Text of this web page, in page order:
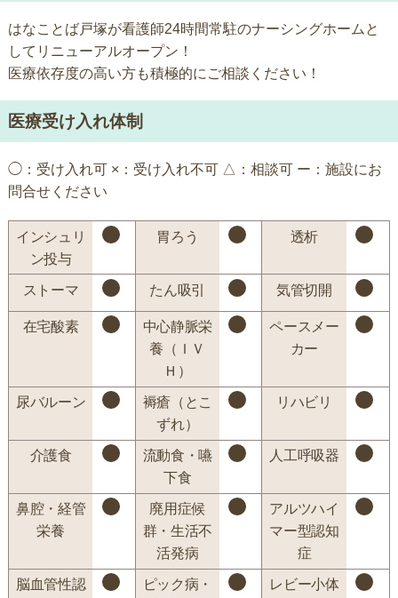
はなことば戸塚が看護師24時間常駐のナーシングホームと
してリニューアルオープン！
医療依存度の高い方も積極的にご相談ください！
医療受け入れ体制
◯：受け入れ可 ×：受け入れ不可 △：相談可 ー：施設にお
問合せください
インシュリ
ン投与
胃ろう 透析
ストーマ たん吸引 気管切開
在宅酸素
中心静脈栄
養（ＩＶ
Ｈ）
ペースメー
カー
尿バルーン
褥瘡（とこ
ずれ）
リハビリ
介護食
流動食・嚥
下食
人工呼吸器
鼻腔・経管
栄養
廃用症候
群・生活不
活発病
アルツハイ
マー型認知
症
脳血管性認
ピック病・
レビー小体